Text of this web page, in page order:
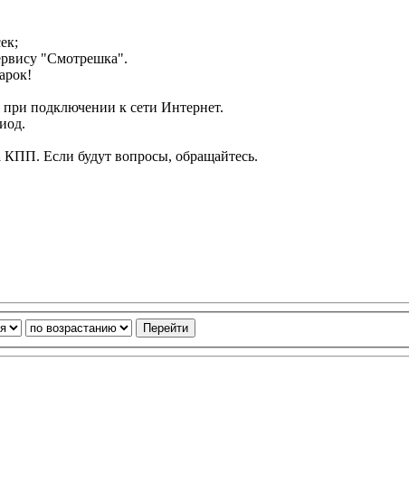
"Смотрешка".
подключении к сети Интернет.
КПП. Если будут вопросы, обращайтесь.